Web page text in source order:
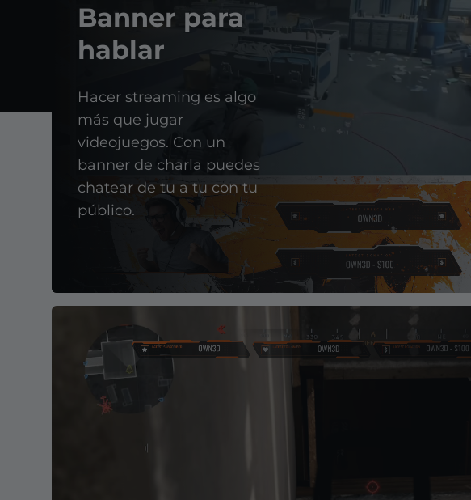
Banner para
hablar
Hacer streaming es algo
más que jugar
videojuegos. Con un
banner de charla puedes
chatear de tu a tu con tu
público.